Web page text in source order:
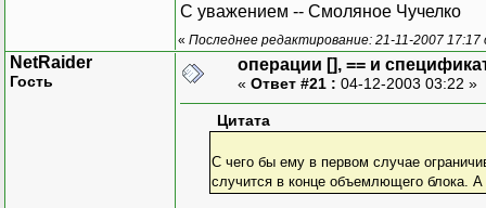
С уважением -- Смоляное Чучелко
« Последнее редактирование: 21-11-2007 17:17
NetRaider
Гость
операции [], == и
« Ответ #21 : 04-12-2003 03:22 »
Цитата
С чего бы ему в первом случае
случится в конце объемлющего блока. А